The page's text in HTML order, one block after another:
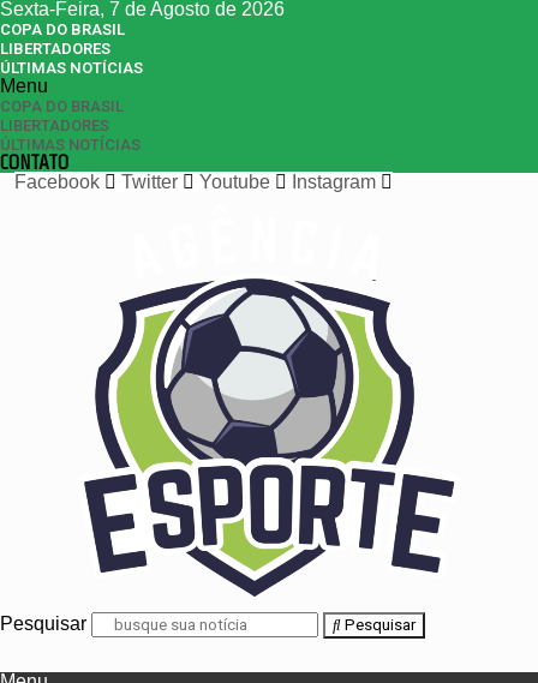
Sexta-Feira, 7 de Agosto de 2026
COPA DO BRASIL
LIBERTADORES
ÚLTIMAS NOTÍCIAS
Menu
COPA DO BRASIL
LIBERTADORES
ÚLTIMAS NOTÍCIAS
CONTATO
Facebook
Twitter Youtube Instagram
Pesquisar Pesquisar